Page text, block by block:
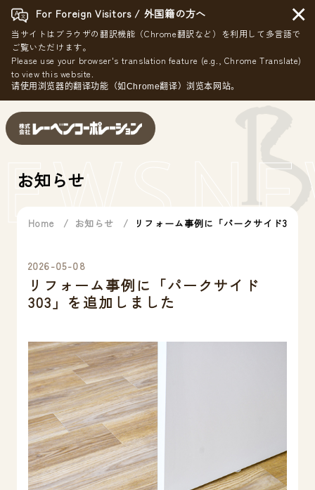
For Foreign Visitors / 外国籍の方へ
当サイトはブラウザの翻訳機能（Chrome翻訳など）を利用して多言語で
ご覧いただけます。
Please use your browser's translation feature (e.g., Chrome Translate)
to view this website.
请使用浏览器的翻译功能（如Chrome翻译）浏览本网站。
×
お知らせ
Home お知らせ リフォーム事例に「パークサイド303」
2026-05-08
リフォーム事例に「パークサイド
303」を追加しました